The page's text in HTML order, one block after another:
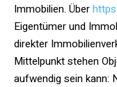
Immobilien. Über
Eigentümer und
direkter
Mittelpunkt stehen
aufwendig sein kann: